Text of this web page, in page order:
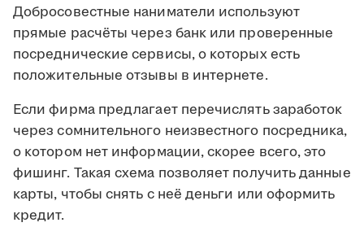
Добросовестные наниматели используют
прямые расчёты через банк или проверенные
посреднические сервисы, о которых есть
положительные отзывы в интернете.
Если фирма предлагает перечислять заработок
через сомнительного неизвестного посредника,
о котором нет информации, скорее всего, это
фишинг. Такая схема позволяет получить данные
карты, чтобы снять с неё деньги или оформить
кредит.